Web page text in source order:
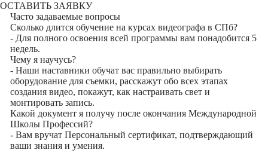
ОСТАВИТЬ ЗАЯВКУ
Часто задаваемые вопросы
Сколько длится обучение на курсах видеографа в СПб?
- Для полного освоения всей программы вам понадобится 5
недель.
Чему я научусь?
- Наши наставники обучат вас правильно выбирать
оборудование для съемки, расскажут обо всех этапах
создания видео, покажут, как настраивать свет и
монтировать запись.
Какой документ я получу после окончания Международной
Школы Профессий?
- Вам вручат Персональный сертификат, подтверждающий
ваши знания и умения.